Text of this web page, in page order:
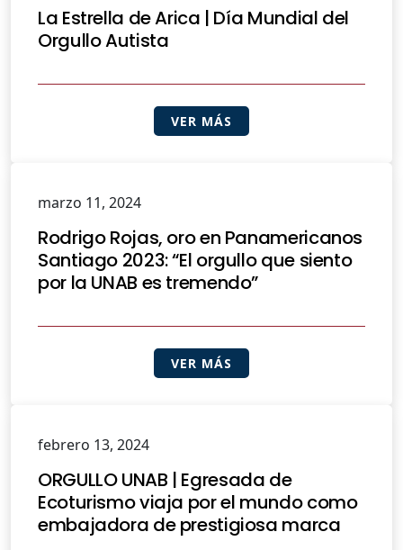
La Estrella de Arica | Día Mundial del
Orgullo Autista
VER MÁS
marzo 11, 2024
Rodrigo Rojas, oro en Panamericanos
Santiago 2023: “El orgullo que siento
por la UNAB es tremendo”
VER MÁS
febrero 13, 2024
ORGULLO UNAB | Egresada de
Ecoturismo viaja por el mundo como
embajadora de prestigiosa marca